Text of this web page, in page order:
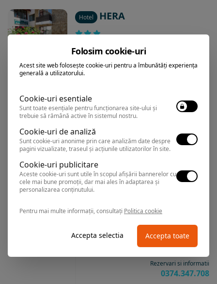
Hotel HERA
Predeal,Arata pe harta
Rezervari si informatii
0374.347.708
Hotel TREI BRAZI
Predeal,Arata pe harta
0374.347.708
PIEMONTE
Rezervari si informatii
0374.347.708
Folosim cookie-uri
Acest site web folosește cookie-uri pentru a îmbunătăți experiența
generală a utilizatorului.
Cookie-uri esentiale
Sunt toate esențiale pentru funcționarea site-ului și
trebuie să rămână active în sistemul nostru.
Cookie-uri de analiză
Sunt cookie-uri anonime prin care analizăm date despre
pagini vizualizate, traseul și acțiunile utilizatorilor în site.
Cookie-uri publicitare
Aceste cookie-uri sunt utile în scopul afișării bannerelor cu
cele mai bune promoții, dar mai ales în adaptarea și
personalizarea conținutului.
Pentru mai multe informații, consultați Politica cookie
Accepta selectia Accepta toate